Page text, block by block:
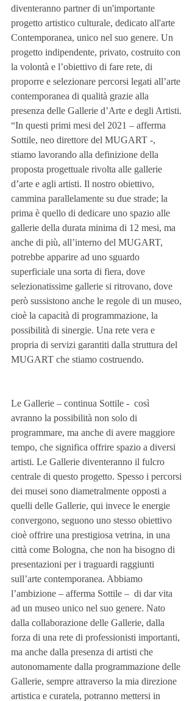
diventeranno partner di un'importante
progetto artistico culturale, dedicato all'arte
Contemporanea, unico nel suo genere. Un
progetto indipendente, privato, costruito con
la volontà e l’obiettivo di fare rete, di
proporre e selezionare percorsi legati all’arte
contemporanea di qualità grazie alla
presenza delle Gallerie d’Arte e degli Artisti.
“In questi primi mesi del 2021 – afferma
Sottile, neo direttore del MUGART -,
stiamo lavorando alla definizione della
proposta progettuale rivolta alle gallerie
d’arte e agli artisti. Il nostro obiettivo,
cammina parallelamente su due strade; la
prima è quello di dedicare uno spazio alle
gallerie della durata minima di 12 mesi, ma
anche di più, all’interno del MUGART,
potrebbe apparire ad uno sguardo
superficiale una sorta di fiera, dove
selezionatissime gallerie si ritrovano, dove
però sussistono anche le regole di un museo,
cioè la capacità di programmazione, la
possibilità di sinergie. Una rete vera e
propria di servizi garantiti dalla struttura del
MUGART che stiamo costruendo.
Le Gallerie – continua Sottile -  così
avranno la possibilità non solo di
programmare, ma anche di avere maggiore
tempo, che significa offrire spazio a diversi
artisti. Le Gallerie diventeranno il fulcro
centrale di questo progetto. Spesso i percorsi
dei musei sono diametralmente opposti a
quelli delle Gallerie, qui invece le energie
convergono, seguono uno stesso obiettivo
cioè offrire una prestigiosa vetrina, in una
città come Bologna, che non ha bisogno di
presentazioni per i traguardi raggiunti
sull’arte contemporanea. Abbiamo
l’ambizione – afferma Sottile –  di dar vita
ad un museo unico nel suo genere. Nato
dalla collaborazione delle Gallerie, dalla
forza di una rete di professionisti importanti,
ma anche dalla presenza di artisti che
autonomamente dalla programmazione delle
Gallerie, sempre attraverso la mia direzione
artistica e curatela, potranno mettersi in